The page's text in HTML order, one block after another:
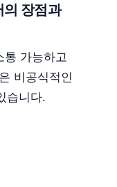
장점과
가능하고
비공식적인
습니다.